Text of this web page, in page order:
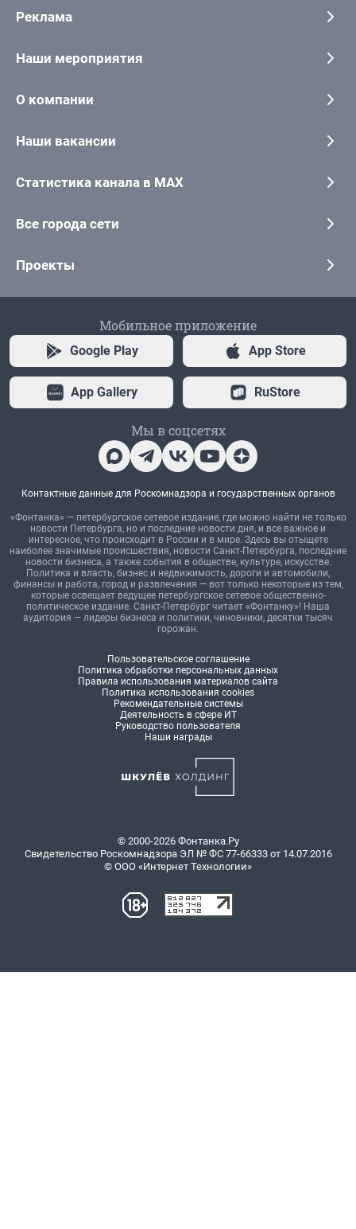
Реклама
Наши мероприятия
О компании
Наши вакансии
Статистика канала в MAX
Все города сети
Проекты
Мобильное приложение
Google Play App Store
App Gallery RuStore
Мы в соцсетях
Контактные данные для Роскомнадзора и государственных органов
«Фонтанка» — петербургское сетевое издание, где можно найти не только
новости Петербурга, но и последние новости дня, и все важное и
интересное, что происходит в России и в мире. Здесь вы отыщете
наиболее значимые происшествия, новости Санкт-Петербурга, последние
новости бизнеса, а также события в обществе, культуре, искусстве.
Политика и власть, бизнес и недвижимость, дороги и автомобили,
финансы и работа, город и развлечения — вот только некоторые из тем,
которые освещает ведущее петербургское сетевое общественно-
политическое издание. Санкт-Петербург читает «Фонтанку»! Наша
аудитория — лидеры бизнеса и политики, чиновники, десятки тысяч
горожан.
Пользовательское соглашение
Политика обработки персональных данных
Правила использования материалов сайта
Политика использования cookies
Рекомендательные системы
Деятельность в сфере ИТ
Руководство пользователя
Наши награды
© 2000-2026 Фонтанка.Ру
Свидетельство Роскомнадзора ЭЛ № ФС 77-66333 от 14.07.2016
© ООО «Интернет Технологии»